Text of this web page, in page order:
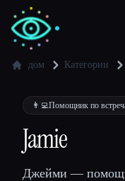
✍️Писатели
💻
дом Категории
👨‍💻Помощник по
Jamie
Джейми —